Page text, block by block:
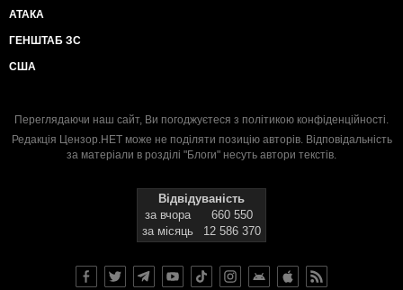
АТАКА
ГЕНШТАБ ЗС
США
Переглядаючи наш сайт, Ви погоджуєтеся з політикою конфіденційності.
Редакція Цензор.НЕТ може не поділяти позицію авторів. Відповідальність
за матеріали в розділі "Блоги" несуть автори текстів.
Відвідуваність
за вчора
660 550
за місяць
12 586 370